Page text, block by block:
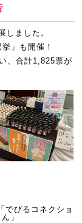
しました。
」も開催！
、合計1,825票が
でびるコネクショ
ん」